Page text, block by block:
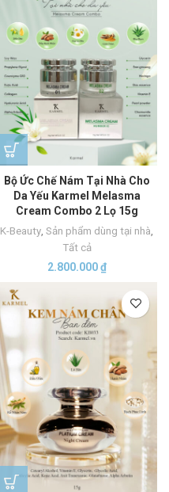
Bộ Ức Chế Nám Tại Nhà Cho
Da Yếu Karmel Melasma
Cream Combo 2 Lọ 15g
K-Beauty Sản phẩm dùng tại nhà
Tất cả
2.800.000₫